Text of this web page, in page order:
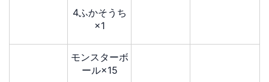
4ふかそうち
×1
モンスターボ
ール×15